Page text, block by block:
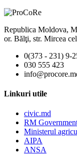
Republica Moldova,
or. Bălţi, str. Mircea
0(373 - 231) 9-
030 555 423
Linkuri utile
civic.md
RM
Ministerul
AIPA
ANSA